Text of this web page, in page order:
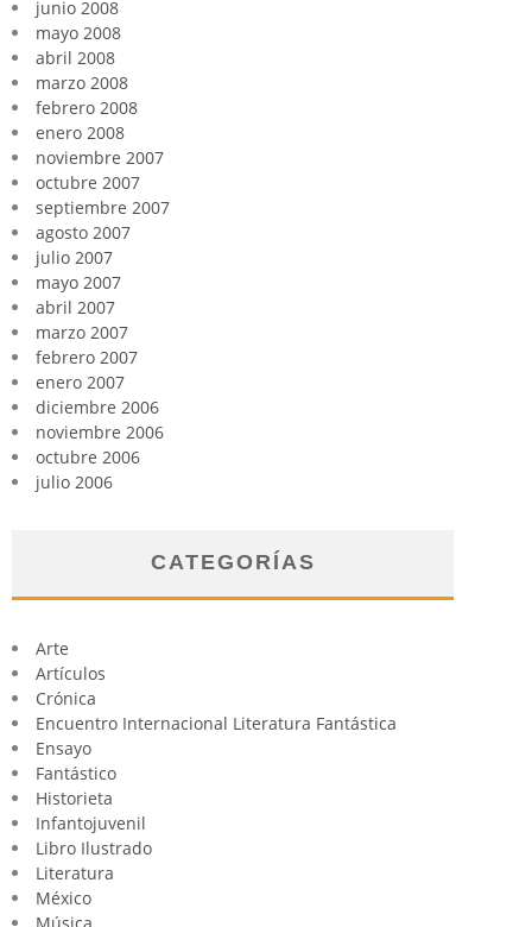
junio 2008
mayo 2008
abril 2008
marzo 2008
febrero 2008
enero 2008
noviembre 2007
octubre 2007
septiembre 2007
agosto 2007
julio 2007
mayo 2007
abril 2007
marzo 2007
febrero 2007
enero 2007
diciembre 2006
noviembre 2006
octubre 2006
julio 2006
CATEGORÍAS
Arte
Artículos
Crónica
Encuentro Internacional Literatura Fantástica
Ensayo
Fantástico
Historieta
Infantojuvenil
Libro Ilustrado
Literatura
México